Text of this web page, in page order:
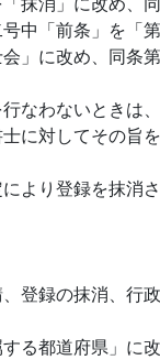
中「前条」を「
」に改め、同条
なわないときは
に対してその旨
より登録を抹消
登録の抹消、行
る都道府県」に改